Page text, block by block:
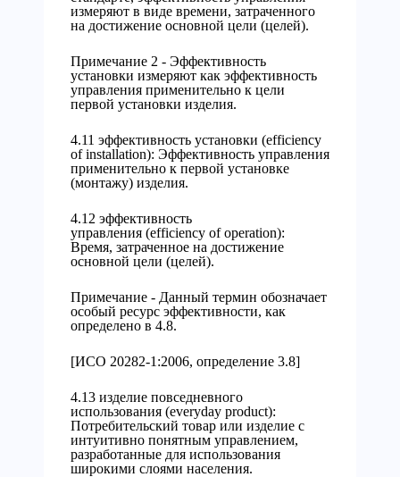
измеряют в виде времени, затраченного
на достижение основной цели (целей).
Примечание 2 - Эффективность
установки измеряют как эффективность
управления применительно к цели
первой установки изделия.
4.11 эффективность установки (efficiency
of installation): Эффективность управления
применительно к первой установке
(монтажу) изделия.
4.12 эффективность
управления (efficiency of operation):
Время, затраченное на достижение
основной цели (целей).
Примечание - Данный термин обозначает
особый ресурс эффективности, как
определено в 4.8.
[ИСО 20282-1:2006, определение 3.8]
4.13 изделие повседневного
использования (everyday product):
Потребительский товар или изделие с
интуитивно понятным управлением,
разработанные для использования
широкими слоями населения.